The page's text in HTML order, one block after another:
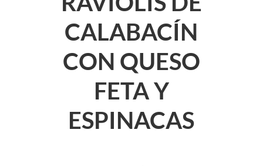
CALABACÍN
CON QUESO
FETA Y
ESPINACAS